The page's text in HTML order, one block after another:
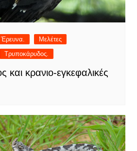
Έρευνα.
Μελέτες
Τρυποκάρυδος.
και κρανιο-εγκεφαλικές